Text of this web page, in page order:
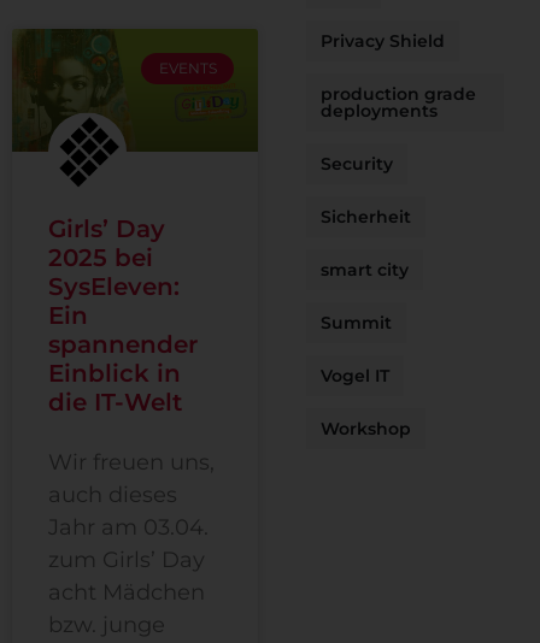
EVENTS
Girls’ Day
2025 bei
SysEleven:
Ein
spannender
Einblick in
die IT-Welt
Wir freuen uns,
auch dieses
Jahr am 03.04.
zum Girls’ Day
acht Mädchen
bzw. junge
Privacy Shield
production grade
deployments
Security
Sicherheit
smart city
Summit
Vogel IT
Workshop